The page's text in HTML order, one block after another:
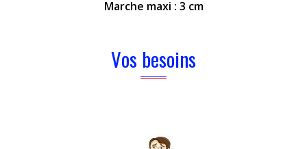
Marche maxi : 3 cm
Vos besoins